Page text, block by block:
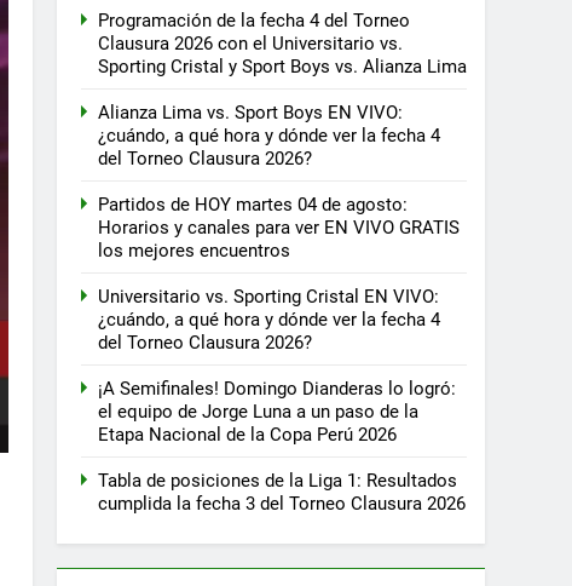
Programación de la fecha 4 del Torneo
Clausura 2026 con el Universitario vs.
Sporting Cristal y Sport Boys vs. Alianza Lima
Alianza Lima vs. Sport Boys EN VIVO:
¿cuándo, a qué hora y dónde ver la fecha 4
del Torneo Clausura 2026?
Partidos de HOY martes 04 de agosto:
Horarios y canales para ver EN VIVO GRATIS
los mejores encuentros
Universitario vs. Sporting Cristal EN VIVO:
¿cuándo, a qué hora y dónde ver la fecha 4
del Torneo Clausura 2026?
¡A Semifinales! Domingo Dianderas lo logró:
el equipo de Jorge Luna a un paso de la
Etapa Nacional de la Copa Perú 2026
Tabla de posiciones de la Liga 1: Resultados
cumplida la fecha 3 del Torneo Clausura 2026